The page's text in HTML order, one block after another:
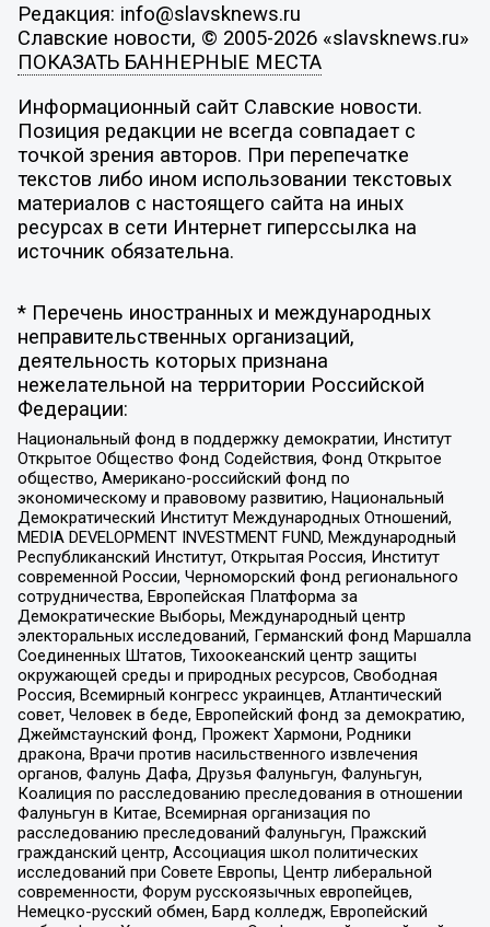
Редакция: info@slavsknews.ru
Славские новости, © 2005-2026 «slavsknews.ru»
ПОКАЗАТЬ БАННЕРНЫЕ МЕСТА
Информационный сайт Славские новости.
Позиция редакции не всегда совпадает с
точкой зрения авторов. При перепечатке
текстов либо ином использовании текстовых
материалов с настоящего сайта на иных
ресурсах в сети Интернет гиперссылка на
источник обязательна.
* Перечень иностранных и международных
неправительственных организаций,
деятельность которых признана
нежелательной на территории Российской
Федерации:
Национальный фонд в поддержку демократии, Институт
Открытое Общество Фонд Содействия, Фонд Открытое
общество, Американо-российский фонд по
экономическому и правовому развитию, Национальный
Демократический Институт Международных Отношений,
MEDIA DEVELOPMENT INVESTMENT FUND, Международный
Республиканский Институт, Открытая Россия, Институт
современной России, Черноморский фонд регионального
сотрудничества, Европейская Платформа за
Демократические Выборы, Международный центр
электоральных исследований, Германский фонд Маршалла
Соединенных Штатов, Тихоокеанский центр защиты
окружающей среды и природных ресурсов, Свободная
Россия, Всемирный конгресс украинцев, Атлантический
совет, Человек в беде, Европейский фонд за демократию,
Джеймстаунский фонд, Прожект Хармони, Родники
дракона, Врачи против насильственного извлечения
органов, Фалунь Дафа, Друзья Фалуньгун, Фалуньгун,
Коалиция по расследованию преследования в отношении
Фалуньгун в Китае, Всемирная организация по
расследованию преследований Фалуньгун, Пражский
гражданский центр, Ассоциация школ политических
исследований при Совете Европы, Центр либеральной
современности, Форум русскоязычных европейцев,
Немецко-русский обмен, Бард колледж, Европейский